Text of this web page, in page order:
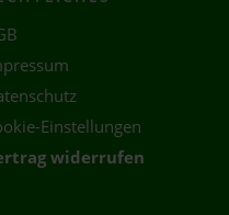
Einstellungen
widerrufen